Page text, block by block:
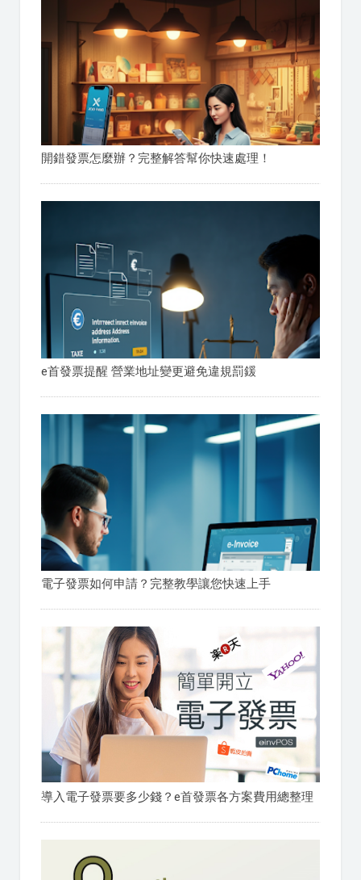
開錯發票怎麼辦？完整解答幫你快速處理！
e首發票提醒 營業地址變更避免違規罰鍰
電子發票如何申請？完整教學讓您快速上手
導入電子發票要多少錢？e首發票各方案費用總整理